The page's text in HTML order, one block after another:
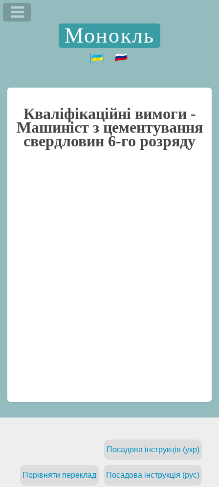
Монокль
Кваліфікаційні вимоги -
Машиніст з цементування
свердловин 6-го розряду
Посадова інструкція (укр)
Посадова інструкція (рус)
Порівняти переклад